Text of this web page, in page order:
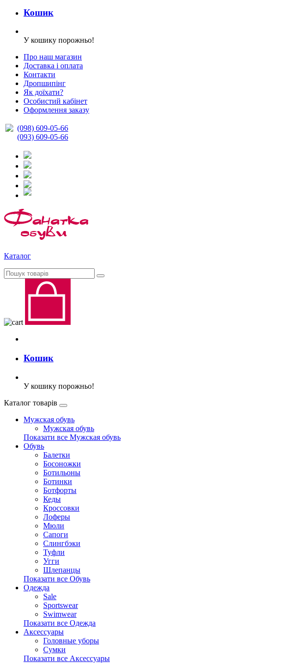
Кошик
У кошику порожньо!
Про наш магазин
Доставка і оплата
Контакти
Дропшипінг
Як доїхати?
Особистий кабінет
Оформлення заказу
(098) 609-05-66
(093) 609-05-66
Каталог
Кошик
У кошику порожньо!
Каталог товарів
Мужская обувь
Мужская обувь
Показати все Мужская обувь
Обувь
Балетки
Босоножки
Ботильоны
Ботинки
Ботфорты
Кеды
Кроссовки
Лоферы
Мюли
Сапоги
Слингбэки
Туфли
Угги
Шлепанцы
Показати все Обувь
Одежда
Sale
Sportswear
Swimwear
Показати все Одежда
Аксессуары
Головные уборы
Сумки
Показати все Аксессуары